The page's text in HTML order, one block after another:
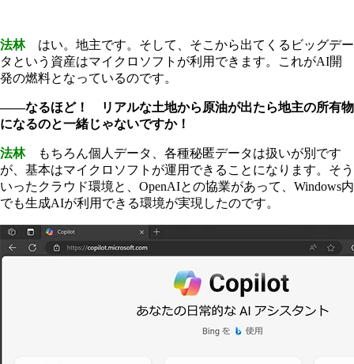
法林はい。地主です。そして、そこから出てくるビッグデー
タという資産はマイクロソフトが利用できます。これがAI開
発の燃料となっているのです。
――なるほど！ リアルな土地から原油が出たら地主の所有物
になるのと一緒じゃないですか！
法林もちろん個人データ、各種秘匿データは扱いが別です
が、基本はマイクロソフトが運用できることになります。そう
いったクラウド環境と、OpenAIとの協業があって、Windows内
でも生成AIが利用できる環境が実現したのです。